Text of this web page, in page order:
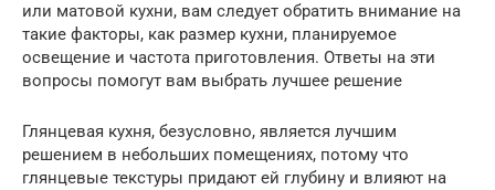
или матовой кухни, вам следует обратить внимание на
такие факторы, как размер кухни, планируемое
освещение и частота приготовления. Ответы на эти
вопросы помогут вам выбрать лучшее решение
Глянцевая кухня, безусловно, является лучшим
решением в небольших помещениях, потому что
глянцевые текстуры придают ей глубину и влияют на